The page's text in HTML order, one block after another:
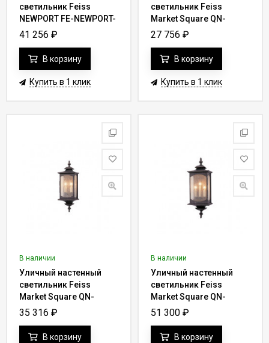
светильник Feiss
NEWPORT FE-NEWPORT-
M-PBS
41 256 ₽
В корзину
Купить в 1 клик
светильник Feiss
Market Square QN-
MARKET-SQUARE-S
27 756 ₽
В корзину
Купить в 1 клик
В наличии
Уличный настенный
светильник Feiss
Market Square QN-
MARKET-SQUARE-M
35 316 ₽
В корзину
В наличии
Уличный настенный
светильник Feiss
Market Square QN-
MARKET-SQUARE-L
51 300 ₽
В корзину